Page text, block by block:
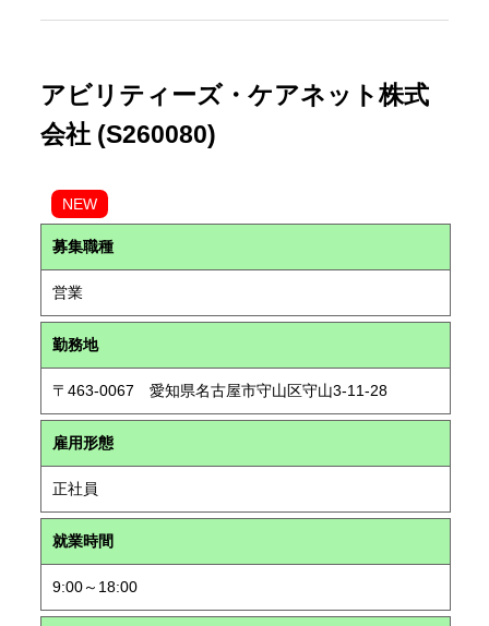
アビリティーズ・ケアネット株式
会社 (S260080)
NEW
募集職種
営業
勤務地
〒463-0067 愛知県名古屋市守山区守山3-11-28
雇用形態
正社員
就業時間
9:00～18:00